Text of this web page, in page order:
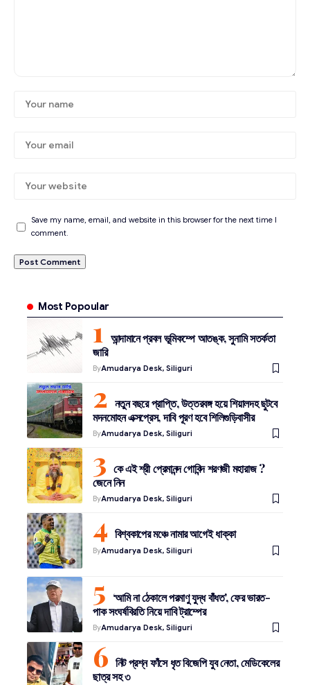
Save my name, email, and website in this browser for the next time I
comment.
Most Popoular
আন্দামানে প্রবল ভূমিকম্পে আতঙ্ক, সুনামি সতর্কতা
জারি
ByAmudarya Desk, Siliguri
নতুন বছরে প্রাপ্তি, উত্তরবঙ্গ হয়ে শিয়ালদহ ছুটবে
মদনমোহন এক্সপ্রেস, দাবি পূরণ হবে শিলিগুড়িবাসীর
ByAmudarya Desk, Siliguri
কে এই শ্রী প্রেমানন্দ গোবিন্দ শরণজী মহারাজ ?
জেনে নিন
ByAmudarya Desk, Siliguri
বিশ্বকাপের মঞ্চে নামার আগেই ধাক্কা
ByAmudarya Desk, Siliguri
‘আমি না ঠেকালে পরমাণু যুদ্ধ বাঁধত’, ফের ভারত-
পাক সংঘর্ষবিরতি নিয়ে দাবি ট্রাম্পের
ByAmudarya Desk, Siliguri
নিট প্রশ্ন ফাঁসে ধৃত বিজেপি যুব নেতা, মেডিকেলের
ছাত্র সহ ৩